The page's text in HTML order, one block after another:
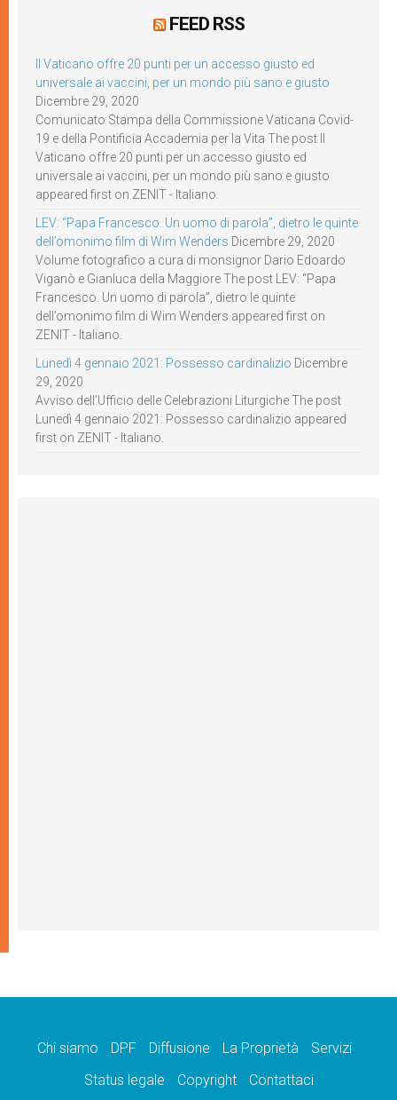
FEED RSS
Il Vaticano offre 20 punti per un accesso giusto ed
universale ai vaccini, per un mondo più sano e giusto
Dicembre 29, 2020
Comunicato Stampa della Commissione Vaticana Covid-
19 e della Pontificia Accademia per la Vita The post Il
Vaticano offre 20 punti per un accesso giusto ed
universale ai vaccini, per un mondo più sano e giusto
appeared first on ZENIT - Italiano.
LEV: “Papa Francesco. Un uomo di parola”, dietro le quinte
dell’omonimo film di Wim Wenders Dicembre 29, 2020
Volume fotografico a cura di monsignor Dario Edoardo
Viganò e Gianluca della Maggiore The post LEV: “Papa
Francesco. Un uomo di parola”, dietro le quinte
dell’omonimo film di Wim Wenders appeared first on
ZENIT - Italiano.
Lunedì 4 gennaio 2021: Possesso cardinalizio Dicembre
29, 2020
Avviso dell’Ufficio delle Celebrazioni Liturgiche The post
Lunedì 4 gennaio 2021: Possesso cardinalizio appeared
first on ZENIT - Italiano.
Chi siamo DPF Diffusione La Proprietà
Servizi
Status legale
Copyright Contattaci